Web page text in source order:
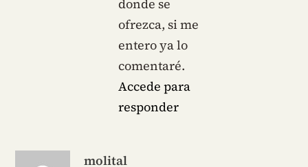
donde se
ofrezca, si me
entero ya lo
comentaré.
Accede para
responder
molital